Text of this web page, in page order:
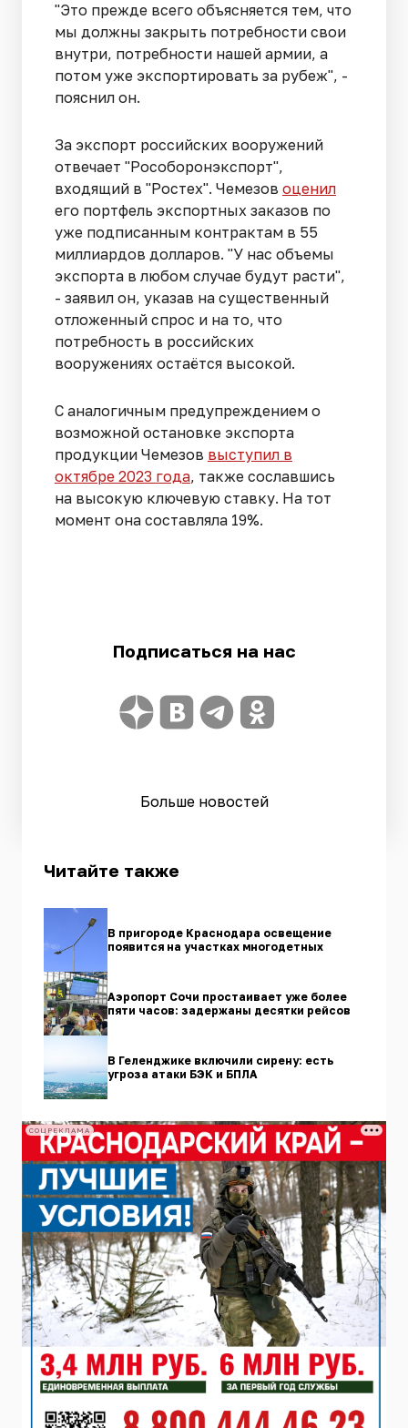
"Это прежде всего объясняется тем, что
мы должны закрыть потребности свои
внутри, потребности нашей армии, а
потом уже экспортировать за рубеж", -
пояснил он.
За экспорт российских вооружений
отвечает "Рособоронэкспорт",
входящий в "Ростех". Чемезов оценил
его портфель экспортных заказов по
уже подписанным контрактам в 55
миллиардов долларов. "У нас объемы
экспорта в любом случае будут расти",
- заявил он, указав на существенный
отложенный спрос и на то, что
потребность в российских
вооружениях остаётся высокой.
С аналогичным предупреждением о
возможной остановке экспорта
продукции Чемезов выступил в
октябре 2023 года, также сославшись
на высокую ключевую ставку. На тот
момент она составляла 19%.
Подписаться на нас
Больше новостей
Читайте также
В пригороде Краснодара освещение
появится на участках многодетных
Аэропорт Сочи простаивает уже более
пяти часов: задержаны десятки рейсов
В Геленджике включили сирену: есть
угроза атаки БЭК и БПЛА
СОЦРЕКЛАМА